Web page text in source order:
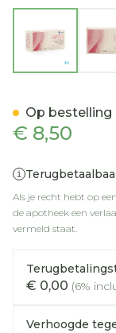
€ 8,50
Als je recht hebt op
de apotheek een
vermeld staat.
€ 0,00 (6%
Verhoogde
Op bestelling